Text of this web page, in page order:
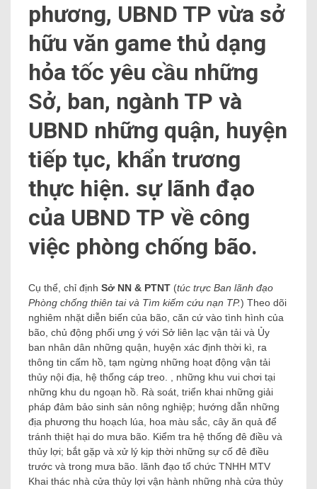
phương, UBND TP vừa sở
hữu văn game thủ dạng
hỏa tốc yêu cầu những
Sở, ban, ngành TP và
UBND những quận, huyện
tiếp tục, khẩn trương
thực hiện. sự lãnh đạo
của UBND TP về công
việc phòng chống bão.
Cụ thể, chỉ định Sở NN & PTNT (túc trực Ban lãnh đạo
Phòng chống thiên tai và Tìm kiếm cứu nạn TP.) Theo dõi
nghiêm nhặt diễn biến của bão, căn cứ vào tình hình của
bão, chủ động phối ưng ý với Sở liên lạc vận tải và Ủy
ban nhân dân những quận, huyện xác định thời kì, ra
thông tin cấm hồ, tạm ngừng những hoạt động vận tải
thủy nội địa, hệ thống cáp treo. , những khu vui chơi tại
những khu du ngoạn hồ. Rà soát, triển khai những giải
pháp đảm bảo sinh sản nông nghiệp; hướng dẫn những
địa phương thu hoạch lúa, hoa màu sắc, cây ăn quả để
tránh thiệt hại do mưa bão. Kiểm tra hệ thống đê điều và
thủy lợi; bắt gặp và xử lý kịp thời những sự cố đê điều
trước và trong mưa bão. lãnh đạo tổ chức TNHH MTV
Khai thác nhà cửa thủy lợi vận hành những nhà cửa thủy